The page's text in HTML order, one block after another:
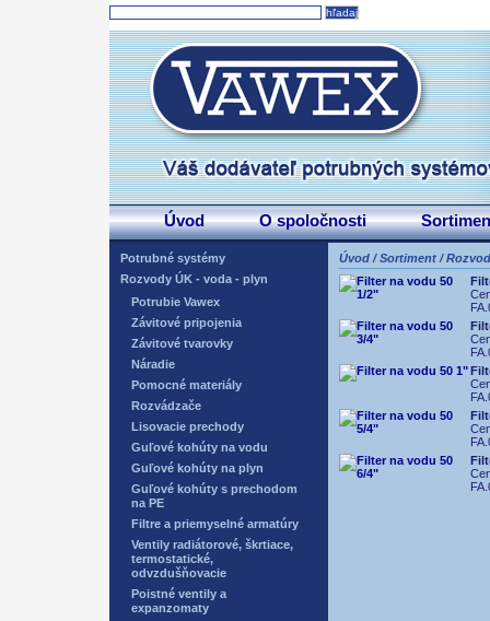
Úvod O spoločnosti
Potrubné systémy
Rozvody ÚK - voda - plyn
Potrubie Vawex
Závitové pripojenia
Závitové tvarovky
Náradie
Pomocné materiály
Rozvádzače
Lisovacie prechody
Guľové kohúty na vodu
Guľové kohúty na plyn
Guľové kohúty s prechodom
na PE
Filtre a priemyselné armatúry
Ventily radiátorové, škrtiace,
termostatické,
odvzdušňovacie
Poistné ventily a
expanzomaty
Úvod /Sortiment /